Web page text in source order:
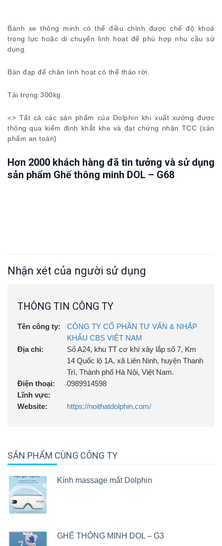
Bánh xe thông minh có thể điều chỉnh được chế độ khoá
trọng lực hoặc di chuyển linh hoạt để phù hợp nhu cầu sử
dụng.
Bàn đạp để chân linh hoạt có thể tháo rời.
Tải trọng 300kg
=> Tất cả các sản phẩm của Dolphin khi xuất xưởng được
thông qua kiểm định khắt khe và đạt chứng nhận TCC (sản
phẩm an toàn)
Hơn 2000 khách hàng đã tin tưởng và sử dụng
sản phẩm Ghế thông minh DOL – G68
Nhận xét của người sử dụng
THÔNG TIN CÔNG TY
Tên công ty:
CÔNG TY CỔ PHẦN TƯ VẤN & NHẬP
KHẨU CBS VIỆT NAM
Địa chỉ:
Số A24, khu TT cơ khí xây lắp số 7, Km
14 Quốc lộ 1A, xã Liên Ninh, huyện Thanh
Trì, Thành phố Hà Nội, Việt Nam.
Điện thoại:
0989914598
Lĩnh vực:
Website:
https://noithatdolphin.com/
SẢN PHẨM CÙNG CÔNG TY
Kính massage mắt Dolphin
GHẾ THÔNG MINH DOL – G3